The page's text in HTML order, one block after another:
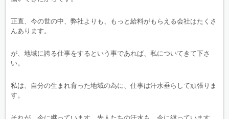
正直、今の世の中、弊社よりも、もっと給料がもらえる会社はたくさ
んあります。
が、地域に誇る仕事をするという事であれば、私についてきて下さ
い。
私は、自分の生まれ育った地域の為に、仕事は汗水垂らして頑張りま
す。